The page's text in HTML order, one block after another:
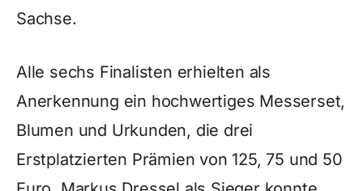
Sachse.
Alle sechs Finalisten erhielten als
Anerkennung ein hochwertiges Messerset,
Blumen und Urkunden, die drei
Erstplatzierten Prämien von 125, 75 und 50